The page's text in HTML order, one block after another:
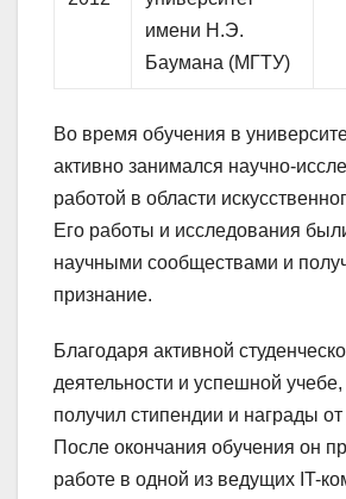
имени Н.Э.
Баумана (МГТУ)
Во время обучения в
активно занимался научно-
работой в области
Его работы и исследования
научными сообществами и
признание.
Благодаря активной
деятельности и успешной
получил стипендии и награды от
После окончания обучения он
работе в одной из ведущих IT-